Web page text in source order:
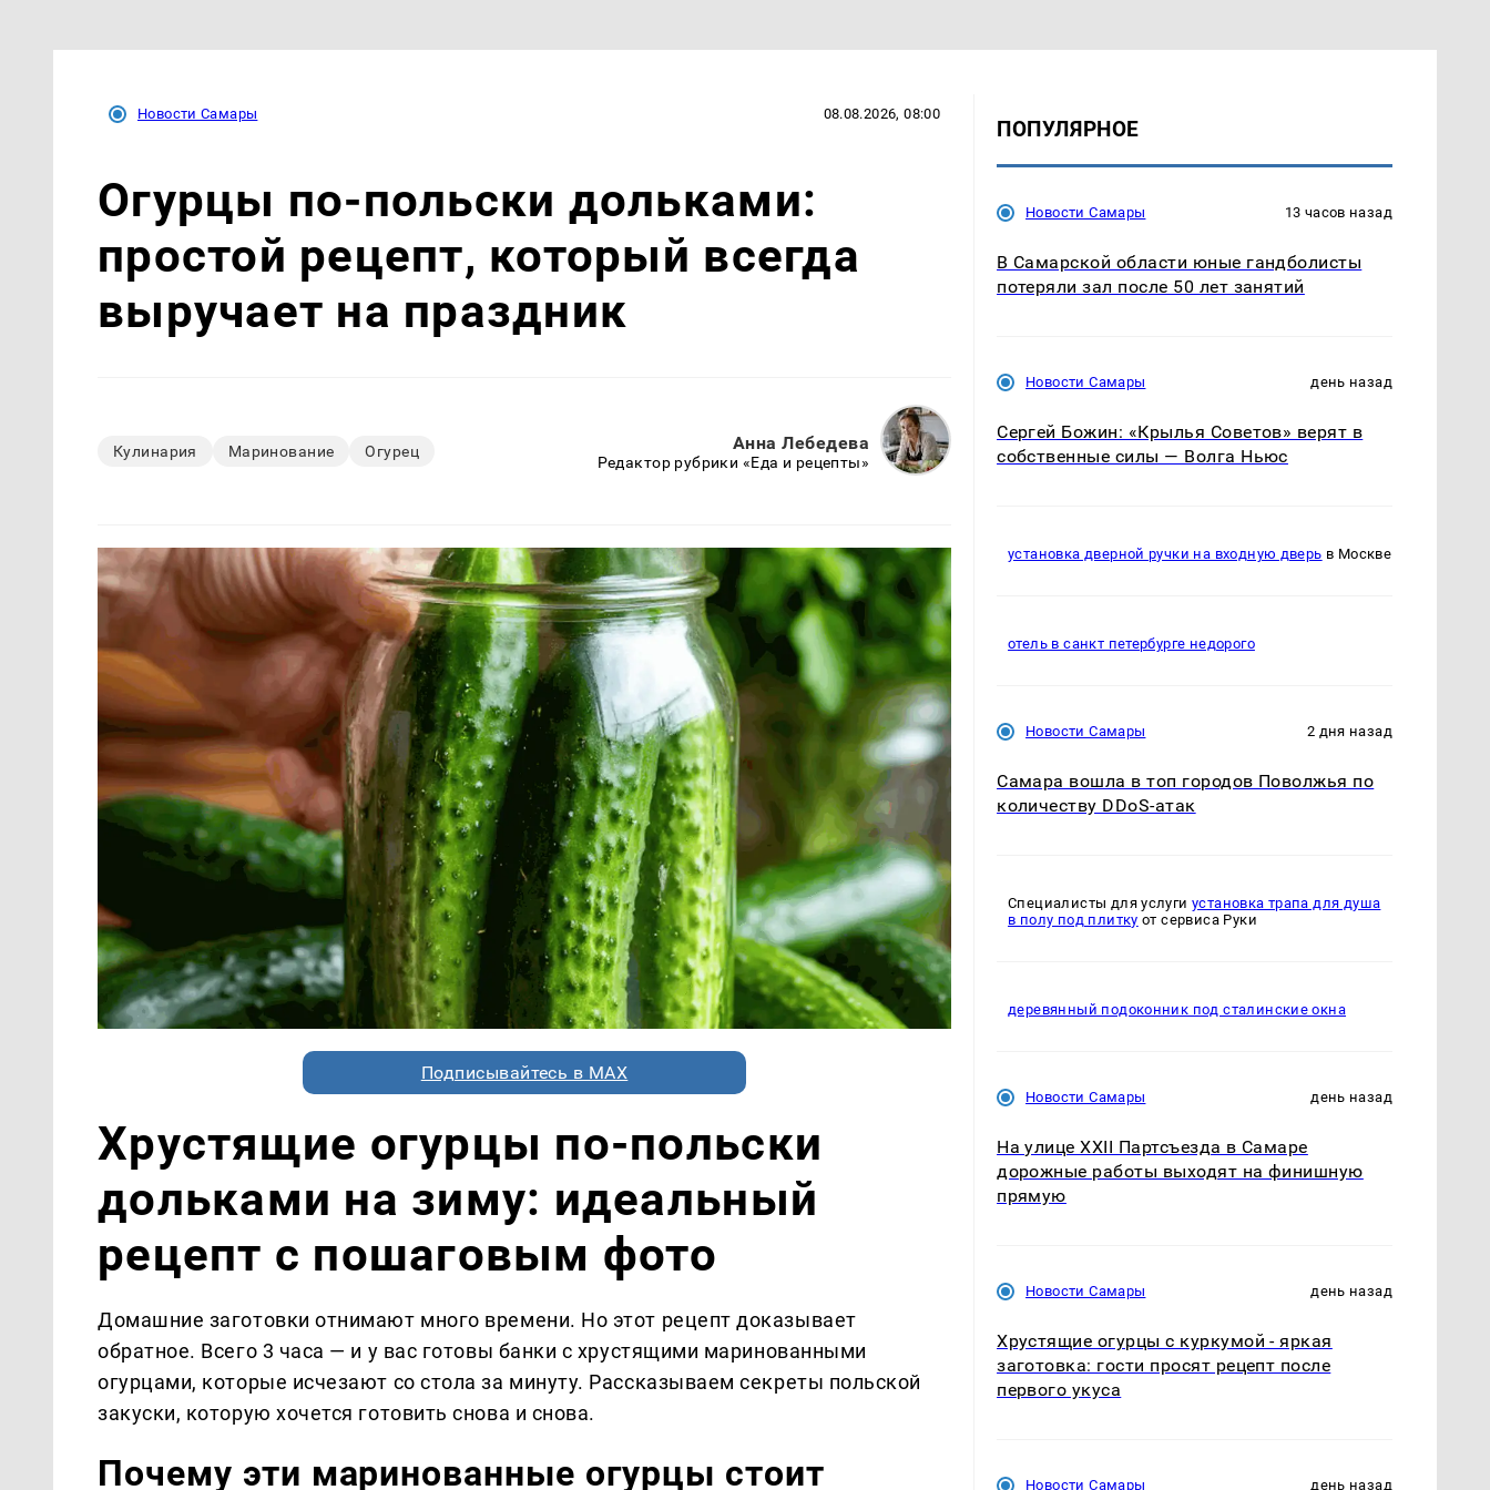
Новости Самары 08.08.2026, 08:00
Огурцы по‑польски дольками:
простой рецепт, который всегда
выручает на праздник
Кулинария Маринование Огурец Анна Лебедева
Редактор рубрики «Еда и рецепты»
Подписывайтесь в MAX
Хрустящие огурцы по-польски
дольками на зиму: идеальный
рецепт с пошаговым фото
Домашние заготовки отнимают много времени. Но этот рецепт доказывает
обратное. Всего 3 часа — и у вас готовы банки с хрустящими маринованными
огурцами, которые исчезают со стола за минуту. Рассказываем секреты польской
закуски, которую хочется готовить снова и снова.
Почему эти маринованные огурцы стоит
ПОПУЛЯРНОЕ
Новости Самары 13 часов назад
В Самарской области юные гандболисты
потеряли зал после 50 лет занятий
Новости Самары день назад
Сергей Божин: «Крылья Советов» верят в
собственные силы — Волга Ньюс
установка дверной ручки на входную дверь в Москве
отель в санкт петербурге недорого
Новости Самары 2 дня назад
Самара вошла в топ городов Поволжья по
количеству DDoS-атак
Специалисты для услугиустановка трапа для душа
в полу под плитку от сервиса Руки
деревянный подоконник под сталинские окна
Новости Самары день назад
На улице XXII Партсъезда в Самаре
дорожные работы выходят на финишную
прямую
Новости Самары день назад
Хрустящие огурцы с куркумой - яркая
заготовка: гости просят рецепт после
первого укуса
Новости Самары день назад